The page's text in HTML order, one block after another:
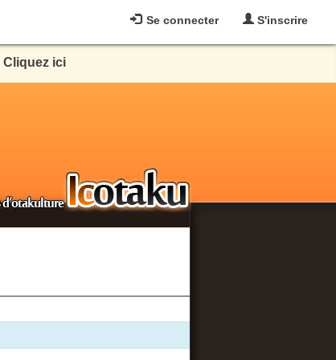
Se connecter S'inscrire
Cliquez ici